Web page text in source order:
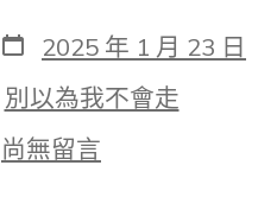
發
表
日
期
2025 年 1 月 23 日
別以為我不會走
在
〈助
尚無留言